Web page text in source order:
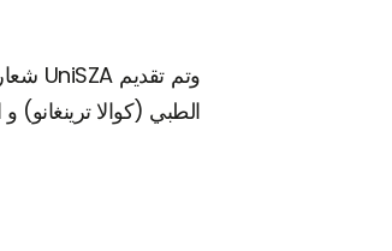
الطبي (كوالا